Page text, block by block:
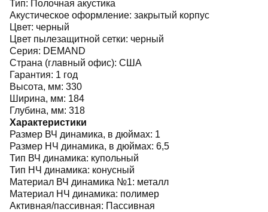
Тип: Полочная акустика
Акустическое оформление: закрытый корпус
Цвет: черный
Цвет пылезащитной сетки: черный
Серия: DEMAND
Страна (главный офис): США
Гарантия: 1 год
Высота, мм: 330
Ширина, мм: 184
Глубина, мм: 318
Характеристики
Размер ВЧ динамика, в дюймах: 1
Размер НЧ динамика, в дюймах: 6,5
Тип ВЧ динамика: купольный
Тип НЧ динамика: конусный
Материал ВЧ динамика №1: металл
Материал НЧ динамика: полимер
Активная/пассивная: Пассивная